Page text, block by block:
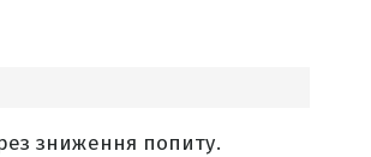
зниження попиту.